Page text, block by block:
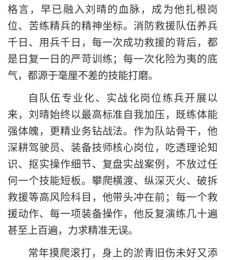
格言，早已融入刘晴的血脉，成为他扎根岗
位、苦练精兵的精神坐标。消防救援队伍养兵
千日、用兵千日，每一次成功救援的背后，都
是日复一日的严苛训练；每一次化险为夷的底
气，都源于毫厘不差的技能打磨。
自队伍专业化、实战化岗位练兵开展以
来，刘晴始终以最高标准自我加压，既练体能
强体魄，更精业务钻战法。作为队站骨干，他
深耕驾驶员、装备技师核心岗位，吃透理论知
识、抠实操作细节、复盘实战案例，不放过任
何一个技能短板。攀爬横渡、纵深灭火、破拆
救援等高风险科目，他带头冲在前；每一个救
援动作、每一项装备操作，他反复演练几十遍
甚至上百遍，力求精准无误。
常年摸爬滚打，身上的淤青旧伤未好又添